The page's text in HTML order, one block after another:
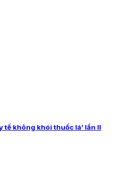
tế không khói thuốc lá’ lần II